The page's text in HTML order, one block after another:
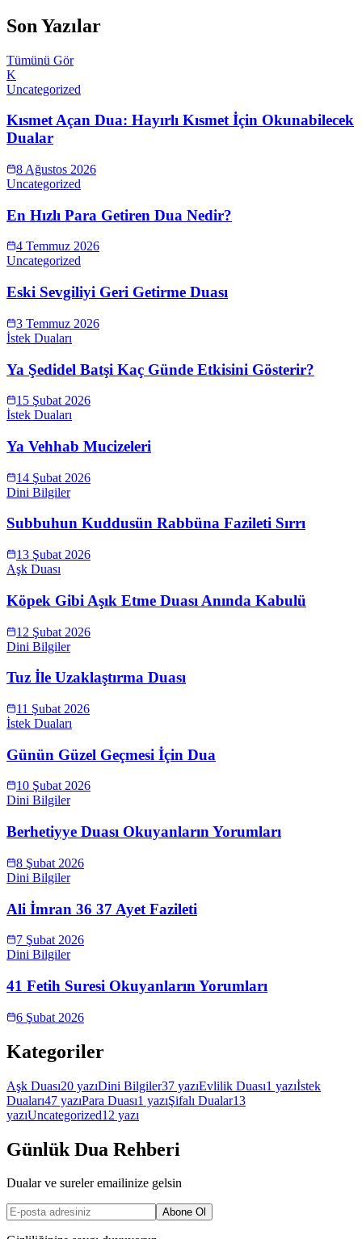
Son Yazılar
Tümünü Gör
K
Uncategorized
Kısmet Açan Dua: Hayırlı Kısmet İçin Okunabilecek
Dualar
8 Ağustos 2026
Uncategorized
En Hızlı Para Getiren Dua Nedir?
4 Temmuz 2026
Uncategorized
Eski Sevgiliyi Geri Getirme Duası
3 Temmuz 2026
İstek Duaları
Ya Şedidel Batşi Kaç Günde Etkisini Gösterir?
15 Şubat 2026
İstek Duaları
Ya Vehhab Mucizeleri
14 Şubat 2026
Dini Bilgiler
Subbuhun Kuddusün Rabbüna Fazileti Sırrı
13 Şubat 2026
Aşk Duası
Köpek Gibi Aşık Etme Duası Anında Kabulü
12 Şubat 2026
Dini Bilgiler
Tuz İle Uzaklaştırma Duası
11 Şubat 2026
İstek Duaları
Günün Güzel Geçmesi İçin Dua
10 Şubat 2026
Dini Bilgiler
Berhetiyye Duası Okuyanların Yorumları
8 Şubat 2026
Dini Bilgiler
Ali İmran 36 37 Ayet Fazileti
7 Şubat 2026
Dini Bilgiler
41 Fetih Suresi Okuyanların Yorumları
6 Şubat 2026
Kategoriler
Aşk Duası20 yazıDini Bilgiler37 yazıEvlilik Duası1 yazıİstek
Duaları47 yazıPara Duası1 yazıŞifalı Dualar13
yazıUncategorized12 yazı
Günlük Dua Rehberi
Dualar ve sureler emailinize gelsin
Abone Ol